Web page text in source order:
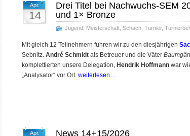
Apr.
14
Drei Titel bei Nachwuchs-SEM
und 1× Bronze
Jugend Meisterschaft Schach Turnier,
Mit gleich 12 Teilnehmern fuhren wir zu den diesjährigen
Sebnitz. André Schmidt als Betreuer und die Väter
komplettierten unsere Delegation, Hendrik Hoffmann war
„Analysator“ vor Ort. weiterlesen…
Apr. News 14+15/2026